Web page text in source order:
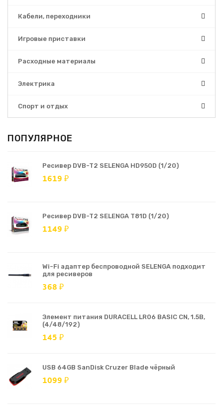
Кабели, переходники
Игровые приставки
Расходные материалы
Электрика
Спорт и отдых
ПОПУЛЯРНОЕ
Ресивер DVB-T2 SELENGA HD950D (1/20)
1619 ₽
Ресивер DVB-T2 SELENGA T81D (1/20)
1149 ₽
Wi-Fi адаптер беспроводной SELENGA подходит
для ресиверов
368 ₽
Элемент питания DURACELL LR06 BASIC CN, 1.5В,
(4/48/192)
145 ₽
USB 64GB SanDisk Cruzer Blade чёрный
1099 ₽